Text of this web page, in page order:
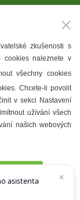
zkušenosti s
cookies naleznete v
všechny cookies
Chcete-li povolit
v sekci Nastavení
užívání všech
našich webových
asistenta